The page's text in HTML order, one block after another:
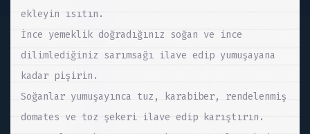
ekleyin ısıtın.
İnce yemeklik doğradığınız soğan ve ince
dilimlediğiniz sarımsağı ilave edip yumuşayana
kadar pişirin.
Soğanlar yumuşayınca tuz, karabiber, rendelenmiş
domates ve toz şekeri ilave edip karıştırın.